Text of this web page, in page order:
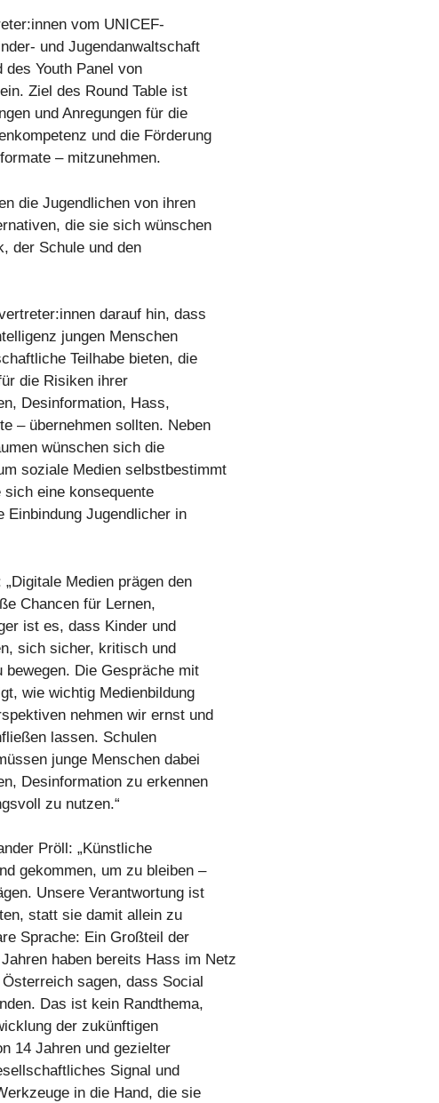
vom UNICEF-
und Jugendanwaltschaft
des Youth Panel von
Ziel des Round Table ist
und Anregungen für die
und die Förderung
– mitzunehmen.
die Jugendlichen von ihren
die sie sich wünschen
der Schule und den
darauf hin, dass
jungen Menschen
Teilhabe bieten, die
die Risiken ihrer
Desinformation, Hass,
– übernehmen sollten. Neben
wünschen sich die
soziale Medien selbstbestimmt
eine konsequente
Einbindung Jugendlicher in
Medien prägen den
Chancen für Lernen,
ist es, dass Kinder und
sich sicher, kritisch und
Die Gespräche mit
wie wichtig Medienbildung
nehmen wir ernst und
lassen. Schulen
junge Menschen dabei
Desinformation zu erkennen
zu nutzen.“
Pröll: „Künstliche
gekommen, um zu bleiben –
Unsere Verantwortung ist
statt sie damit allein zu
Sprache: Ein Großteil der
haben bereits Hass im Netz
sagen, dass Social
Das ist kein Randthema,
der zukünftigen
14 Jahren und gezielter
Signal und
in die Hand, die sie